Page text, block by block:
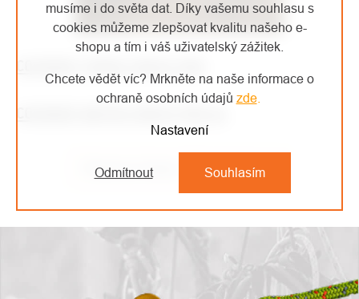
musíme i do světa dat. Díky vašemu souhlasu s
cookies můžeme zlepšovat kvalitu našeho e-
shopu a tím i váš uživatelský zážitek.
Chcete vědět víc? Mrkněte na naše informace o
ochraně osobních údajů zde.
Nastavení
Odmítnout Souhlasím
Předchozí článek Další článek